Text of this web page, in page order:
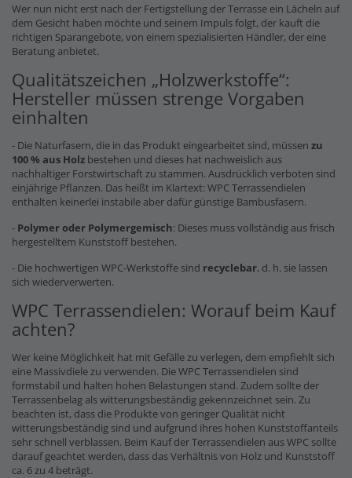
Wer nun nicht erst nach der Fertigstellung der Terrasse ein Lächeln auf
dem Gesicht haben möchte und seinem Impuls folgt, der kauft die
richtigen Sparangebote, von einem spezialisierten Händler, der eine
Beratung anbietet.
Qualitätszeichen „Holzwerkstoffe“:
Hersteller müssen strenge Vorgaben
einhalten
- Die Naturfasern, die in das Produkt eingearbeitet sind, müssen zu
100 % aus Holz bestehen und dieses hat nachweislich aus
nachhaltiger Forstwirtschaft zu stammen. Ausdrücklich verboten sind
einjährige Pflanzen. Das heißt im Klartext: WPC Terrassendielen
enthalten keinerlei instabile aber dafür günstige Bambusfasern.
- Polymer oder Polymergemisch: Dieses muss vollständig aus frisch
hergestelltem Kunststoff bestehen.
- Die hochwertigen WPC-Werkstoffe sind recyclebar, d. h. sie lassen
sich wiederverwerten.
WPC Terrassendielen: Worauf beim Kauf
achten?
Wer keine Möglichkeit hat mit Gefälle zu verlegen, dem empfiehlt sich
eine Massivdiele zu verwenden. Die WPC Terrassendielen sind
formstabil und halten hohen Belastungen stand. Zudem sollte der
Terrassenbelag als witterungsbeständig gekennzeichnet sein. Zu
beachten ist, dass die Produkte von geringer Qualität nicht
witterungsbeständig sind und aufgrund ihres hohen Kunststoffanteils
sehr schnell verblassen. Beim Kauf der Terrassendielen aus WPC sollte
darauf geachtet werden, dass das Verhältnis von Holz und Kunststoff
ca. 6 zu 4 beträgt.